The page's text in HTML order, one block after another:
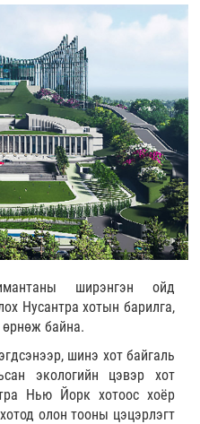
ширэнгэн ойд
Нусантра хотын барилга,
байна.
шинэ хот байгаль
экологийн цэвэр хот
Нью Йорк хотоос хоёр
олон тооны цэцэрлэгт